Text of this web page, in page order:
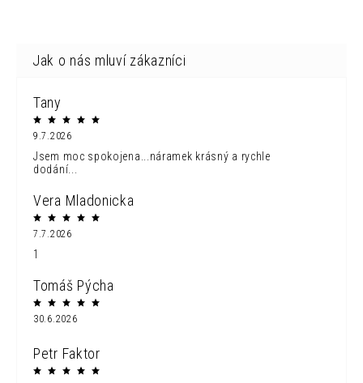
Tany
9.7.2026
Jsem moc spokojena...náramek krásný a rychle
dodání...
Vera Mladonicka
7.7.2026
1
Tomáš Pýcha
30.6.2026
Petr Faktor